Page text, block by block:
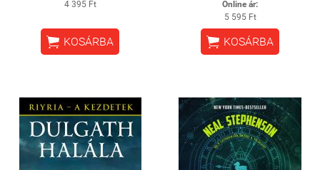
4 395 Ft
 KOSÁRBA
Online ár:
5 595 Ft
 KOSÁRBA